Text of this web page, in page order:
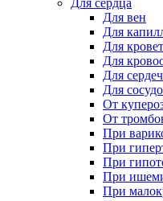
Для сердца
Для вен
Для
Для
Для
Для
Для
От
От
При
При
При
При
При